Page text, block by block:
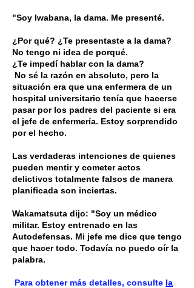
"Soy Iwabana, la dama. Me presenté.
¿Por qué? ¿Te presentaste a la dama?
No tengo ni idea de porqué.
¿Te impedí hablar con la dama?
No sé la razón en absoluto, pero la
situación era que una enfermera de un
hospital universitario tenía que hacerse
pasar por los padres del paciente si era
el jefe de enfermería. Estoy sorprendido
por el hecho.
Las verdaderas intenciones de quienes
pueden mentir y cometer actos
delictivos totalmente falsos de manera
planificada son inciertas.
Wakamatsuta dijo: "Soy un médico
militar. Estoy entrenado en las
Autodefensas. Mi jefe me dice que tengo
que hacer todo. Todavía no puedo oír la
palabra.
Para obtener más detalles, consulte la